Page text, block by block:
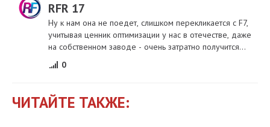
RFR 17
Ну к нам она не поедет, слишком перекликается с F7,
учитывая ценник оптимизации у нас в отечестве, даже
на собственном заводе - очень затратно получится...
0
ЧИТАЙТЕ ТАКЖЕ: